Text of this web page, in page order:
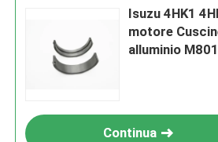
Isuzu 4HK1
motore
alluminio
Continua